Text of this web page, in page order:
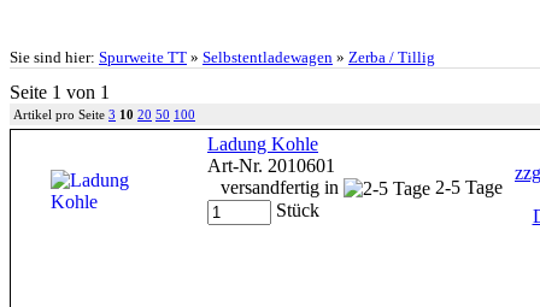
Sie sind hier: Spurweite TT » Selbstentladewagen » Zerba / Tillig
Seite 1 von 1
Artikel pro Seite 3 10 20 50 100
Ladung Kohle
Art-Nr. 2010601
versandfertig in
2-5 Tage
Stück